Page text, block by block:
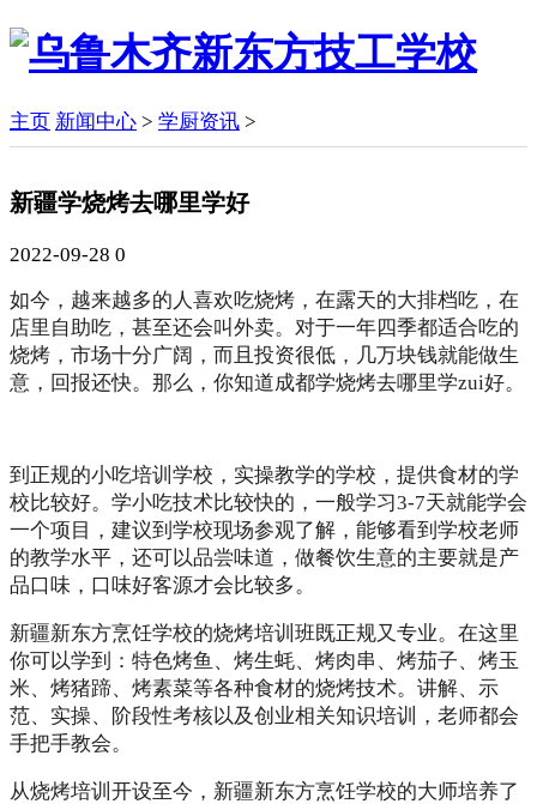
主页 新闻中心 > 学厨资讯 >
新疆学烧烤去哪里学好
2022-09-28 0
如今，越来越多的人喜欢吃烧烤，在露天的大排档吃，在
店里自助吃，甚至还会叫外卖。对于一年四季都适合吃的
烧烤，市场十分广阔，而且投资很低，几万块钱就能做生
意，回报还快。那么，你知道成都学烧烤去哪里学zui好。
到正规的小吃培训学校，实操教学的学校，提供食材的学
校比较好。学小吃技术比较快的，一般学习3-7天就能学会
一个项目，建议到学校现场参观了解，能够看到学校老师
的教学水平，还可以品尝味道，做餐饮生意的主要就是产
品口味，口味好客源才会比较多。
新疆新东方烹饪学校的烧烤培训班既正规又专业。在这里
你可以学到：特色烤鱼、烤生蚝、烤肉串、烤茄子、烤玉
米、烤猪蹄、烤素菜等各种食材的烧烤技术。讲解、示
范、实操、阶段性考核以及创业相关知识培训，老师都会
手把手教会。
从烧烤培训开设至今，新疆新东方烹饪学校的大师培养了